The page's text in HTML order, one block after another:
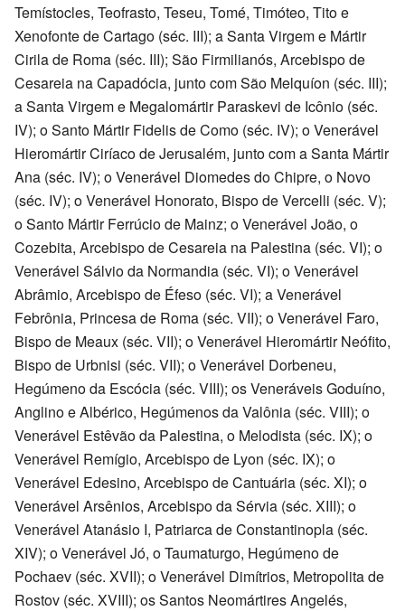
Temístocles, Teofrasto, Teseu, Tomé, Timóteo, Tito e
Xenofonte de Cartago (séc. III); a Santa Virgem e Mártir
Cirila de Roma (séc. III); São Firmilianós, Arcebispo de
Cesareia na Capadócia, junto com São Melquíon (séc. III);
a Santa Virgem e Megalomártir Paraskevi de Icônio (séc.
IV); o Santo Mártir Fidelis de Como (séc. IV); o Venerável
Hieromártir Ciríaco de Jerusalém, junto com a Santa Mártir
Ana (séc. IV); o Venerável Diomedes do Chipre, o Novo
(séc. IV); o Venerável Honorato, Bispo de Vercelli (séc. V);
o Santo Mártir Ferrúcio de Mainz; o Venerável João, o
Cozebita, Arcebispo de Cesareia na Palestina (séc. VI); o
Venerável Sálvio da Normandia (séc. VI); o Venerável
Abrâmio, Arcebispo de Éfeso (séc. VI); a Venerável
Febrônia, Princesa de Roma (séc. VII); o Venerável Faro,
Bispo de Meaux (séc. VII); o Venerável Hieromártir Neófito,
Bispo de Urbnisi (séc. VII); o Venerável Dorbeneu,
Hegúmeno da Escócia (séc. VIII); os Veneráveis Goduíno,
Anglino e Albérico, Hegúmenos da Valônia (séc. VIII); o
Venerável Estêvão da Palestina, o Melodista (séc. IX); o
Venerável Remígio, Arcebispo de Lyon (séc. IX); o
Venerável Edesino, Arcebispo de Cantuária (séc. XI); o
Venerável Arsênios, Arcebispo da Sérvia (séc. XIII); o
Venerável Atanásio I, Patriarca de Constantinopla (séc.
XIV); o Venerável Jó, o Taumaturgo, Hegúmeno de
Pochaev (séc. XVII); o Venerável Dimítrios, Metropolita de
Rostov (séc. XVIII); os Santos Neomártires Angelés,